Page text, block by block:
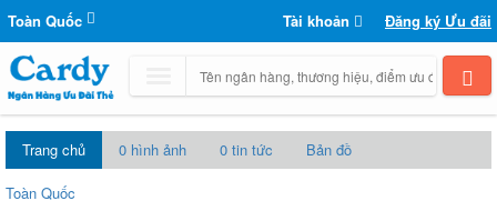
Toàn Quốc Đăng ký Ưu đãi
Tài khoản
Trang chủ 0 hình ảnh 0 tin tức Bản đồ
Toàn Quốc